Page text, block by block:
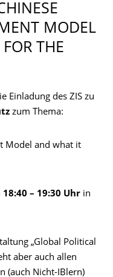
MODEL
THE
Einladung des ZIS zu
zum Thema:
Model and what it
– 19:30 Uhr in
„Global Political
aber auch allen
(auch Nicht-IBlern)